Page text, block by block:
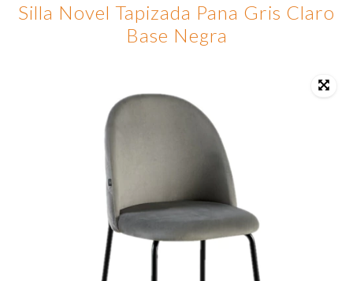
Silla Novel Tapizada Pana Gris Claro
Base Negra